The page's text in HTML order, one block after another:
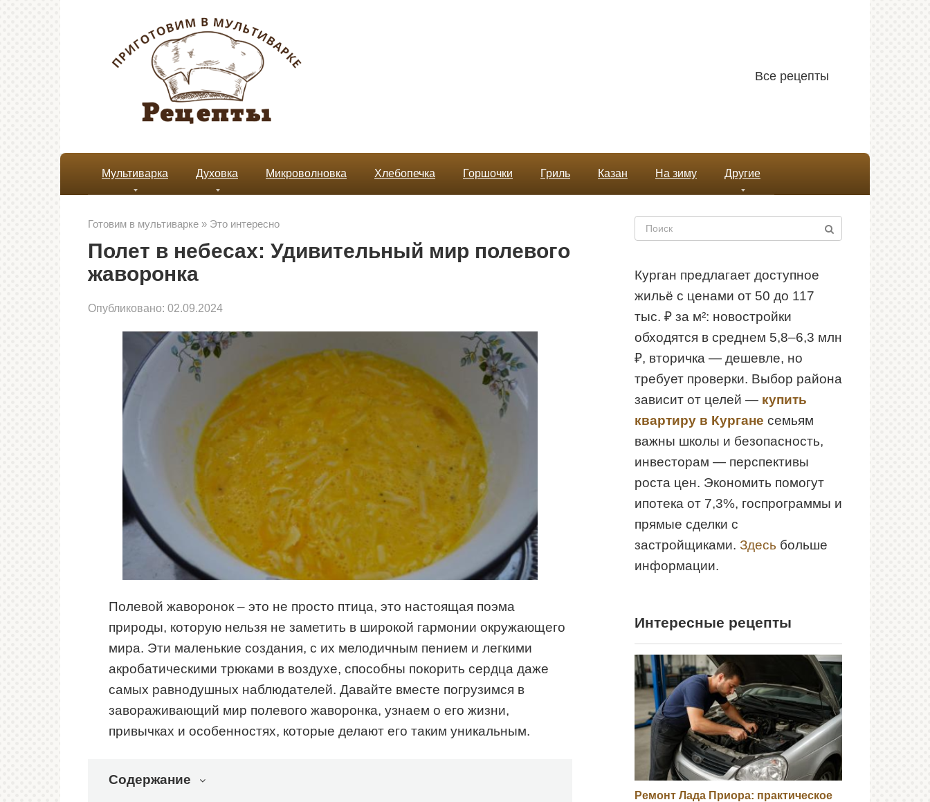
Все рецепты
Мультиварка Духовка Микроволновка Хлебопечка Горшочки Гриль Казан На зиму Другие
Готовим в мультиварке » Это интересно
Полет в небесах: Удивительный мир полевого
жаворонка
Опубликовано: 02.09.2024
Полевой жаворонок – это не просто птица, это настоящая поэма
природы, которую нельзя не заметить в широкой гармонии окружающего
мира. Эти маленькие создания, с их мелодичным пением и легкими
акробатическими трюками в воздухе, способны покорить сердца даже
самых равнодушных наблюдателей. Давайте вместе погрузимся в
завораживающий мир полевого жаворонка, узнаем о его жизни,
привычках и особенностях, которые делают его таким уникальным.
Содержание
Поиск:
Курган предлагает доступное
жильё с ценами от 50 до 117
тыс. ₽ за м²: новостройки
обходятся в среднем 5,8–6,3 млн
₽, вторичка — дешевле, но
требует проверки. Выбор района
зависит от целей — купить
квартиру в Кургане семьям
важны школы и безопасность,
инвесторам — перспективы
роста цен. Экономить помогут
ипотека от 7,3%, госпрограммы и
прямые сделки с
застройщиками. Здесь больше
информации.
Интересные рецепты
Ремонт Лада Приора: практическое